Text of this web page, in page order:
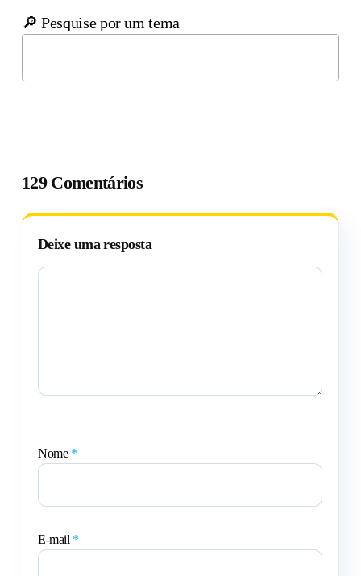
🔎 Pesquise por um tema
129 Comentários
Deixe uma resposta
Nome *
E-mail *